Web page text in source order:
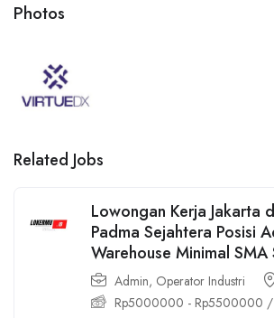
Photos
Related Jobs
Lowongan Kerja Jakarta
Padma Sejahtera Posisi
Warehouse Minimal SMA
Admin, Operator Industri
Rp5000000 - Rp5500000 /